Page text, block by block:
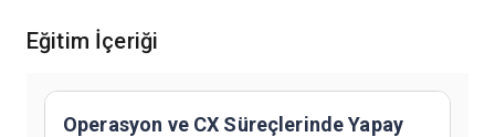
Eğitim İçeriği
Operasyon ve CX Süreçlerinde Yapay